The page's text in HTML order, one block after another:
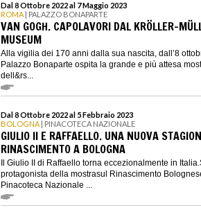
Dal 8 Ottobre 2022 al 7 Maggio 2023
ROMA | PALAZZO BONAPARTE
VAN GOGH. CAPOLAVORI DAL KRÖLLER-
MUSEUM
Alla vigilia dei 170 anni dalla sua nascita, dall’8
Palazzo Bonaparte ospita la grande e più attesa
dell&rs...
Dal 8 Ottobre 2022 al 5 Febbraio 2023
BOLOGNA | PINACOTECA NAZIONALE
GIULIO II E RAFFAELLO. UNA NUOVA
RINASCIMENTO A BOLOGNA
Il Giulio II di Raffaello torna eccezionalmente in
protagonista della mostrasul Rinascimento
Pinacoteca Nazionale ...